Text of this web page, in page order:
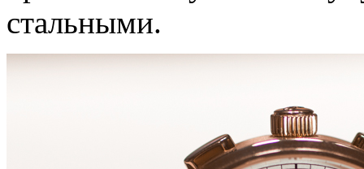
стальными.